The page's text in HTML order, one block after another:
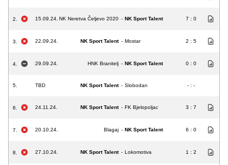
2. 15.09.24. NK Neretva Čeljevo 2020 - NK Sport Talent 7 : 0
3. 22.09.24. NK Sport Talent - Mostar 2 : 5
4. 29.09.24. HNK Branitelj - NK Sport Talent 0 : 0
5. TBD NK Sport Talent - Slobodan - : -
6. 24.11.24. NK Sport Talent - FK Bjelopoljac 3 : 7
7. 20.10.24. Blagaj - NK Sport Talent 6 : 0
8. 27.10.24. NK Sport Talent - Lokomotiva 1 : 2